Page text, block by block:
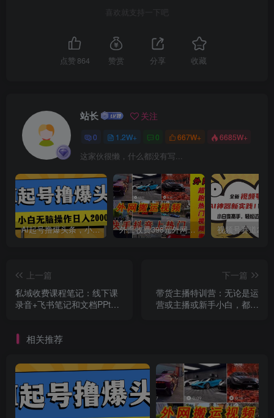
喜欢就支持一下吧
点赞 864 赞赏 分享 收藏
站长 关注
0 1.2W+ 0 667W+ 6685W+
这家伙很懒，什么都没有写...
AI起号撸爆头条，小白也能操作，日入2000+ 外面收费398元外网超跑豪车汽车视频搬运至快手抖音上热门项目
上一篇
私域收费课程笔记：线下课
录音+飞书笔记和文档PPt，
下一篇
带货主播特训营：无论是运
营或主播或新手小白，都适
相关推荐